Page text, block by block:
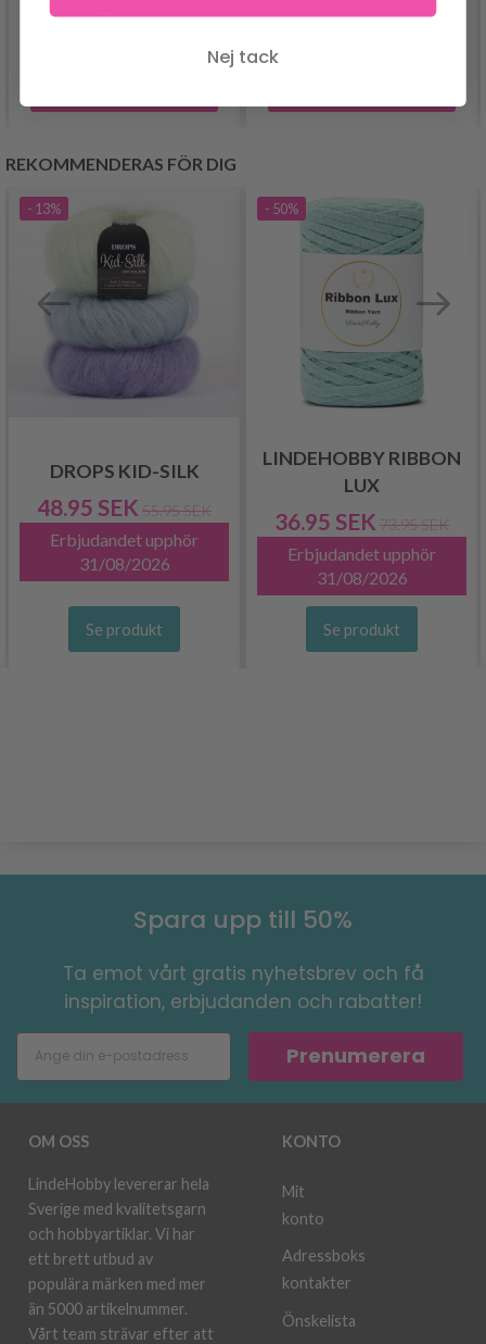
REKOMMENDERAS FÖR DIG
- 13%
DROPS KID-SILK
48.95 SEK 55.95 SEK
Erbjudandet upphör
31/08/2026
Se produkt
- 50%
LINDEHOBBY RIBBON
LUX
36.95 SEK 73.95 SEK
Erbjudandet upphör
31/08/2026
Se produkt
Spara upp till 50%
Ta emot vårt gratis nyhetsbrev och få
inspiration, erbjudanden och rabatter!
Prenumerera
OM OSS
LindeHobby levererar hela
Sverige med kvalitetsgarn
och hobbyartiklar. Vi har
ett brett utbud av
populära märken med mer
än 5000 artikelnummer.
Vårt team strävar efter att
KONTO
Mit
konto
Adressboks
kontakter
Önskelista
Nej tack